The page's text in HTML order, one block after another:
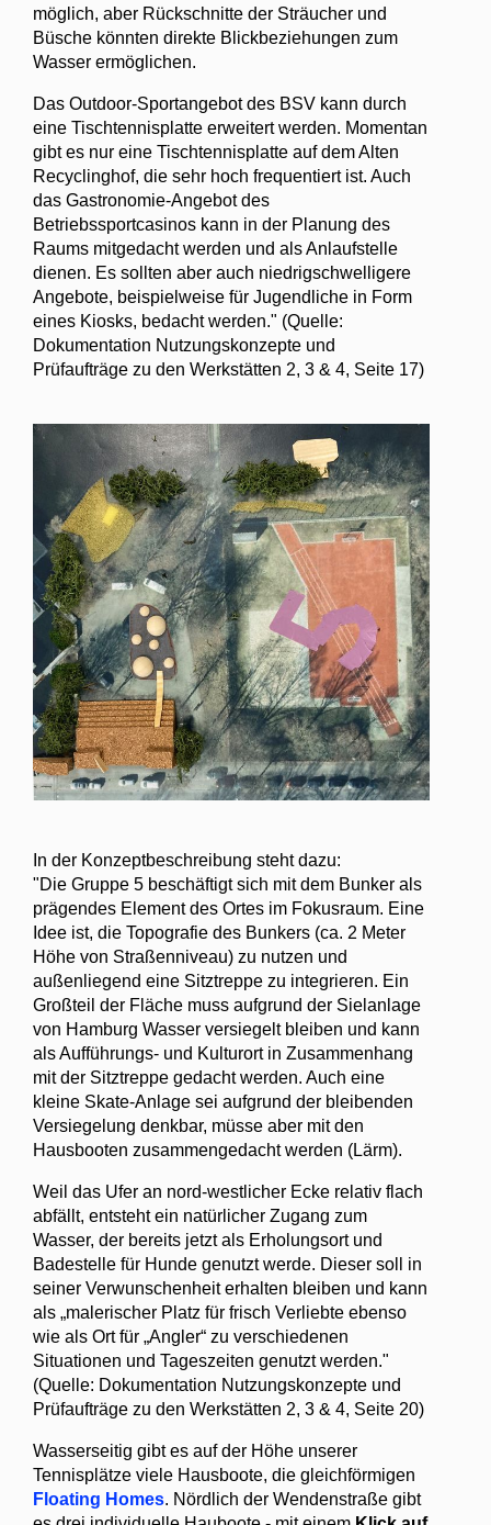
möglich, aber Rückschnitte der Sträucher und
Büsche könnten direkte Blickbeziehungen zum
Wasser ermöglichen.
Das Outdoor-Sportangebot des BSV kann durch
eine Tischtennisplatte erweitert werden. Momentan
gibt es nur eine Tischtennisplatte auf dem Alten
Recyclinghof, die sehr hoch frequentiert ist. Auch
das Gastronomie-Angebot des
Betriebssportcasinos kann in der Planung des
Raums mitgedacht werden und als Anlaufstelle
dienen. Es sollten aber auch niedrigschwelligere
Angebote, beispielweise für Jugendliche in Form
eines Kiosks, bedacht werden." (Quelle:
Dokumentation Nutzungskonzepte und
Prüfaufträge zu den Werkstätten 2, 3 & 4, Seite 17)
In der Konzeptbeschreibung steht dazu:
"Die Gruppe 5 beschäftigt sich mit dem Bunker als
prägendes Element des Ortes im Fokusraum. Eine
Idee ist, die Topografie des Bunkers (ca. 2 Meter
Höhe von Straßenniveau) zu nutzen und
außenliegend eine Sitztreppe zu integrieren. Ein
Großteil der Fläche muss aufgrund der Sielanlage
von Hamburg Wasser versiegelt bleiben und kann
als Aufführungs- und Kulturort in Zusammenhang
mit der Sitztreppe gedacht werden. Auch eine
kleine Skate-Anlage sei aufgrund der bleibenden
Versiegelung denkbar, müsse aber mit den
Hausbooten zusammengedacht werden (Lärm).
Weil das Ufer an nord-westlicher Ecke relativ flach
abfällt, entsteht ein natürlicher Zugang zum
Wasser, der bereits jetzt als Erholungsort und
Badestelle für Hunde genutzt werde. Dieser soll in
seiner Verwunschenheit erhalten bleiben und kann
als „malerischer Platz für frisch Verliebte ebenso
wie als Ort für „Angler“ zu verschiedenen
Situationen und Tageszeiten genutzt werden."
(Quelle: Dokumentation Nutzungskonzepte und
Prüfaufträge zu den Werkstätten 2, 3 & 4, Seite 20)
Wasserseitig gibt es auf der Höhe unserer
Tennisplätze viele Hausboote, die gleichförmigen
Floating Homes. Nördlich der Wendenstraße gibt